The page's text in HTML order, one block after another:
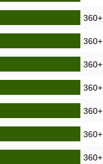
360+
360+
360+
360+
360+
360+
360+